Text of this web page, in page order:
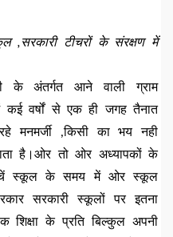
,सरकारी टीचरों के संरक्षण में
के अंतर्गत आने वाली ग्राम
कई वर्षों से एक ही जगह तैनात
मनमर्जी ,किसी का भय नही
है।ओर तो ओर अध्यापकों के
स्कूल के समय में ओर स्कूल
सरकारी स्कूलों पर इतना
शिक्षा के प्रति बिल्कुल अपनी